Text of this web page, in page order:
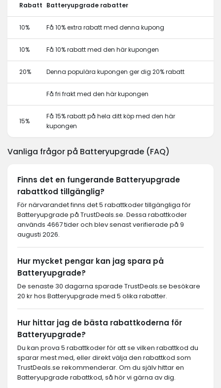
Rabatt Batteryupgrade rabatter
10% Få 10% extra rabatt med denna kupong
10% Få 10% rabatt med den här kupongen
20% Denna populära kupongen ger dig 20% rabatt
Få fri frakt med den här kupongen
15%
Få 15% rabatt på hela ditt köp med den här
kupongen
Vanliga frågor på Batteryupgrade (FAQ)
Finns det en fungerande Batteryupgrade
rabattkod tillgänglig?
För närvarandet finns det 5 rabattkoder tillgängliga för
Batteryupgrade på TrustDeals.se. Dessa rabattkoder
används 4667 tider och blev senast verifierade på 9
augusti 2026.
Hur mycket pengar kan jag spara på
Batteryupgrade?
De senaste 30 dagarna sparade TrustDeals.se besökare
20 kr hos Batteryupgrade med 5 olika rabatter.
Hur hittar jag de bästa rabattkoderna för
Batteryupgrade?
Du kan prova 5 rabattkoder för att se vilken rabattkod du
sparar mest med, eller direkt välja den rabattkod som
TrustDeals.se rekommenderar. Om du själv hittar en
Batteryupgrade rabattkod, så hör vi gärna av dig.